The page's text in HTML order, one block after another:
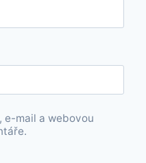
e-mail a webovou